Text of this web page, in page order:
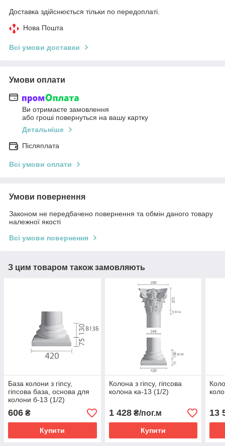
Доставка здійснюється тільки по передоплаті.
Нова Пошта
Всі умови доставки
Умови оплати
Ви отримаєте замовлення
або гроші повернуться на вашу картку
Детальніше
Післяплата
Всі умови оплати
Умови повернення
Законом не передбачено повернення та обмін даного товару
належної якості
Всі умови повернення
З цим товаром також замовляють
База колони з гіпсу,
гіпсова база, основа для
колони б-13 (1/2)
606 ₴
Купити
Колона з гіпсу, гіпсова
колона ка-13 (1/2)
1 428₴/пог.м
Купити
13